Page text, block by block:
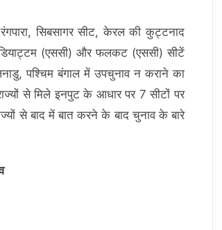
सिबसागर सीट, केरल की कुट्टनाद
(एससी) और फलकट (एससी) सीटें
पश्चिम बंगाल में उपचुनाव न कराने का
से मिले इनपुट के आधार पर 7 सीटों पर
से बाद में बात करने के बाद चुनाव के बारे